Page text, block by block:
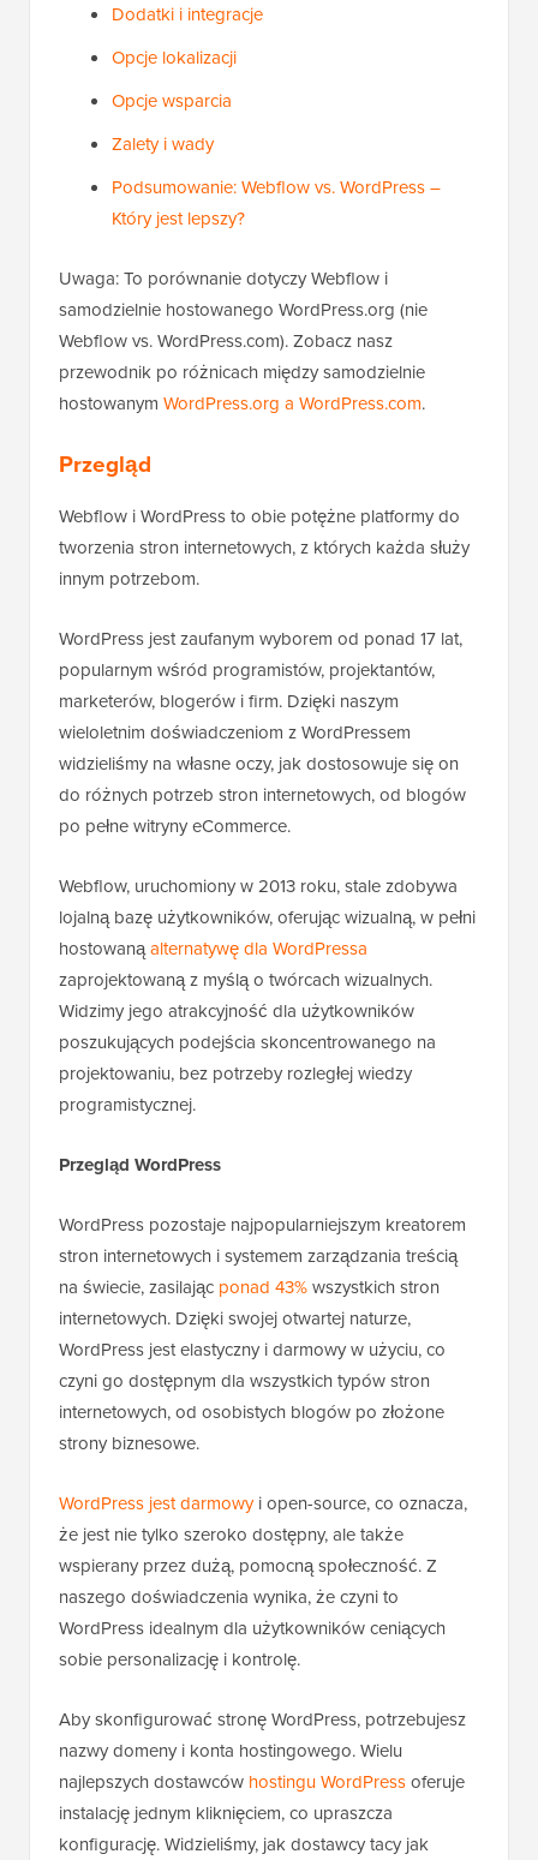
Dodatki i integracje
Opcje lokalizacji
Opcje wsparcia
Zalety i wady
Podsumowanie: Webflow vs. WordPress –
Który jest lepszy?
Uwaga: To porównanie dotyczy Webflow i
samodzielnie hostowanego WordPress.org (nie
Webflow vs. WordPress.com). Zobacz nasz
przewodnik po różnicach między samodzielnie
hostowanym WordPress.org a WordPress.com.
Przegląd
Webflow i WordPress to obie potężne platformy do
tworzenia stron internetowych, z których każda służy
innym potrzebom.
WordPress jest zaufanym wyborem od ponad 17 lat,
popularnym wśród programistów, projektantów,
marketerów, blogerów i firm. Dzięki naszym
wieloletnim doświadczeniom z WordPressem
widzieliśmy na własne oczy, jak dostosowuje się on
do różnych potrzeb stron internetowych, od blogów
po pełne witryny eCommerce.
Webflow, uruchomiony w 2013 roku, stale zdobywa
lojalną bazę użytkowników, oferując wizualną, w pełni
hostowanąalternatywę dla WordPressa
zaprojektowaną z myślą o twórcach wizualnych.
Widzimy jego atrakcyjność dla użytkowników
poszukujących podejścia skoncentrowanego na
projektowaniu, bez potrzeby rozległej wiedzy
programistycznej.
Przegląd WordPress
WordPress pozostaje najpopularniejszym kreatorem
stron internetowych i systemem zarządzania treścią
na świecie, zasilając ponad 43%wszystkich stron
internetowych. Dzięki swojej otwartej naturze,
WordPress jest elastyczny i darmowy w użyciu, co
czyni go dostępnym dla wszystkich typów stron
internetowych, od osobistych blogów po złożone
strony biznesowe.
WordPress jest darmowyi open-source, co oznacza,
że jest nie tylko szeroko dostępny, ale także
wspierany przez dużą, pomocną społeczność. Z
naszego doświadczenia wynika, że czyni to
WordPress idealnym dla użytkowników ceniących
sobie personalizację i kontrolę.
Aby skonfigurować stronę WordPress, potrzebujesz
nazwy domeny i konta hostingowego. Wielu
najlepszych dostawców hostingu WordPressoferuje
instalację jednym kliknięciem, co upraszcza
konfigurację. Widzieliśmy, jak dostawcy tacy jak